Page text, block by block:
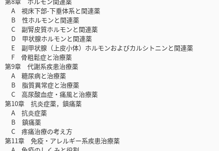
A 視床下部-下垂体系と関連薬
B 性ホルモンと関連薬
C 副腎皮質ホルモンと関連薬
D 甲状腺ホルモンと関連薬
E 副甲状腺（上皮小体）ホルモンおよびカルシトニンと関連薬
F 骨粗鬆症と治療薬
第9章 代謝系疾患治療薬
A 糖尿病と治療薬
B 脂質異常症と治療薬
C 高尿酸血症・痛風と治療薬
第10章 抗炎症薬，鎮痛薬
A 抗炎症薬
B 鎮痛薬
C 疼痛治療の考え方
第11章 免疫・アレルギー系疾患治療薬